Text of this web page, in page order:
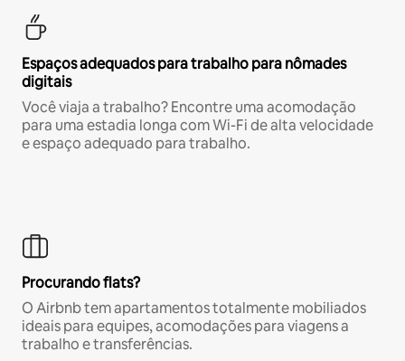
Espaços adequados para trabalho para nômades
digitais
Você viaja a trabalho? Encontre uma acomodação
para uma estadia longa com Wi-Fi de alta velocidade
e espaço adequado para trabalho.
Procurando flats?
O Airbnb tem apartamentos totalmente mobiliados
ideais para equipes, acomodações para viagens a
trabalho e transferências.